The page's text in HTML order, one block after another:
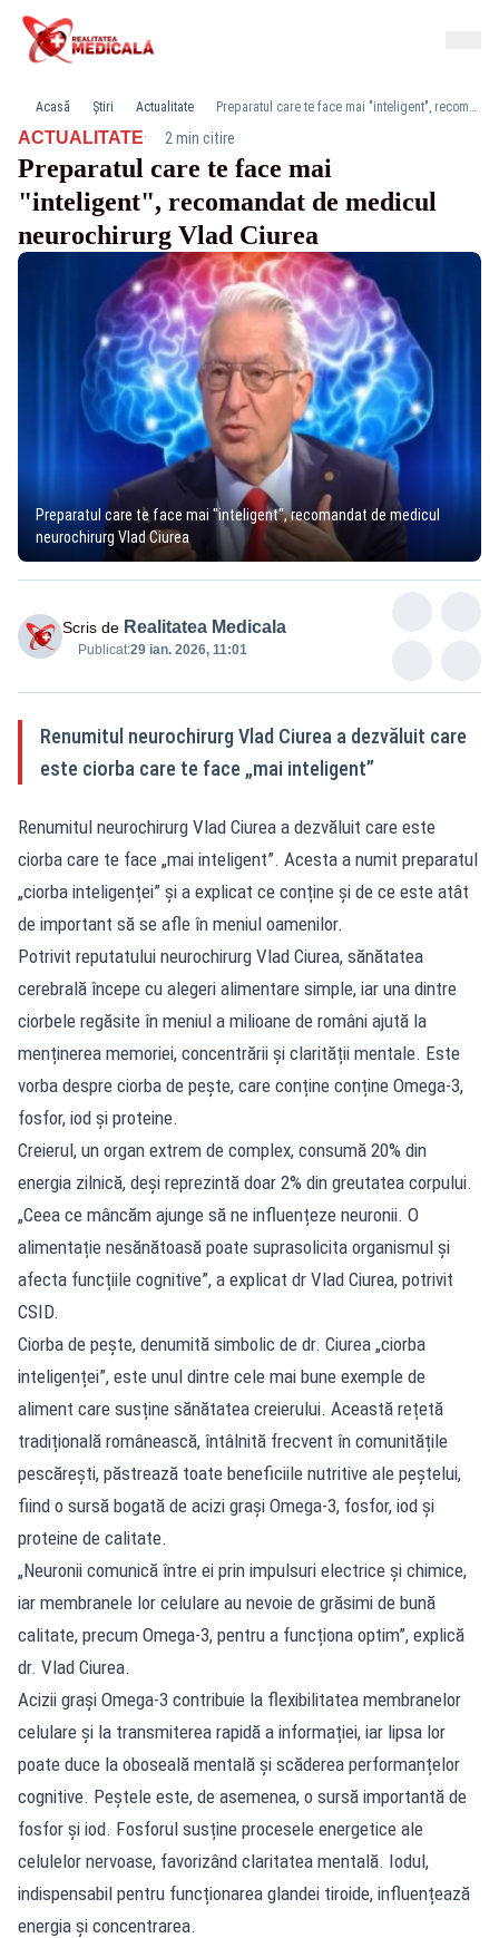
Acasă Știri Actualitate Preparatul care te face mai "inteligent", recomandat de medicul neurochirurg Vlad Ciurea
ACTUALITATE· 2 min citire
Preparatul care te face mai
"inteligent", recomandat de medicul
neurochirurg Vlad Ciurea
Preparatul care te face mai "inteligent", recomandat de medicul
neurochirurg Vlad Ciurea
Scris de Realitatea Medicala
Publicat:29 ian. 2026, 11:01
Renumitul neurochirurg Vlad Ciurea a dezvăluit care
este ciorba care te face „mai inteligent”
Renumitul neurochirurg Vlad Ciurea a dezvăluit care este
ciorba care te face „mai inteligent”. Acesta a numit preparatul
„ciorba inteligenței” și a explicat ce conține și de ce este atât
de important să se afle în meniul oamenilor.
Potrivit reputatului neurochirurg Vlad Ciurea, sănătatea
cerebrală începe cu alegeri alimentare simple, iar una dintre
ciorbele regăsite în meniul a milioane de români ajută la
menținerea memoriei, concentrării și clarității mentale. Este
vorba despre ciorba de pește, care conține conține Omega-3,
fosfor, iod și proteine.
Creierul, un organ extrem de complex, consumă 20% din
energia zilnică, deși reprezintă doar 2% din greutatea corpului.
„Ceea ce mâncăm ajunge să ne influențeze neuronii. O
alimentație nesănătoasă poate suprasolicita organismul și
afecta funcțiile cognitive”, a explicat dr Vlad Ciurea, potrivit
CSID.
Ciorba de pește, denumită simbolic de dr. Ciurea „ciorba
inteligenței”, este unul dintre cele mai bune exemple de
aliment care susține sănătatea creierului. Această rețetă
tradițională românească, întâlnită frecvent în comunitățile
pescărești, păstrează toate beneficiile nutritive ale peștelui,
fiind o sursă bogată de acizi grași Omega-3, fosfor, iod și
proteine de calitate.
„Neuronii comunică între ei prin impulsuri electrice și chimice,
iar membranele lor celulare au nevoie de grăsimi de bună
calitate, precum Omega-3, pentru a funcționa optim”, explică
dr. Vlad Ciurea.
Acizii grași Omega-3 contribuie la flexibilitatea membranelor
celulare și la transmiterea rapidă a informației, iar lipsa lor
poate duce la oboseală mentală și scăderea performanțelor
cognitive. Peștele este, de asemenea, o sursă importantă de
fosfor și iod. Fosforul susține procesele energetice ale
celulelor nervoase, favorizând claritatea mentală. Iodul,
indispensabil pentru funcționarea glandei tiroide, influențează
energia și concentrarea.